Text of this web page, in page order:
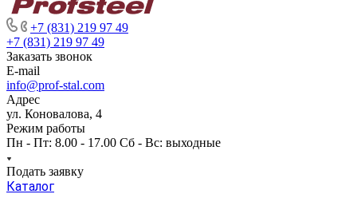
+7 (831) 219 97 49
+7 (831) 219 97 49
Заказать звонок
E-mail
info@prof-stal.com
Адрес
ул. Коновалова, 4
Режим работы
Пн - Пт: 8.00 - 17.00 Сб - Вс: выходные
Подать заявку
Каталог